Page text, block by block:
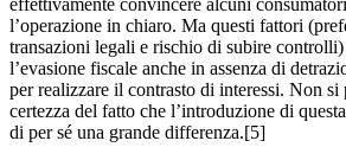
l’operazione in chiaro. Ma questi fattori
transazioni legali e rischio di subire
l’evasione fiscale anche in assenza di
per realizzare il contrasto di interessi. Non
certezza del fatto che l’introduzione di
di per sé una grande differenza.[5]